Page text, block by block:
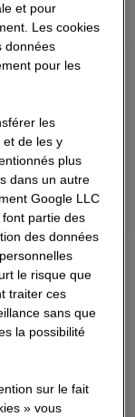
et pour
Les cookies
données
pour les
les
de les y
plus
dans un autre
Google LLC
partie des
des données
le risque que
traiter ces
sans que
la possibilité
sur le fait
» vous